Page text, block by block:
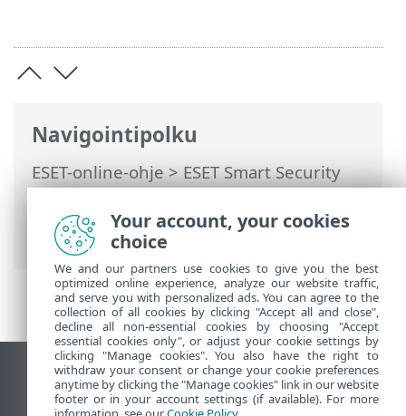
Navigointipolku
ESET-online-ohje>ESET Smart Security
Premium>Tuotteen ESET Smart Security
Premium käsitteleminen >Työkalut>
Ajastin
Näytä tietokonesivusto
End of Life
Your account, your cookies
choice
We and our partners use cookies to give you the best
optimized online experience, analyze our website traffic,
and serve you with personalized ads. You can agree to the
collection of all cookies by clicking "Accept all and close",
decline all non-essential cookies by choosing "Accept
essential cookies only", or adjust your cookie settings by
clicking "Manage cookies". You also have the right to
withdraw your consent or change your cookie preferences
anytime by clicking the "Manage cookies" link in our website
footer or in your account settings (if available). For more